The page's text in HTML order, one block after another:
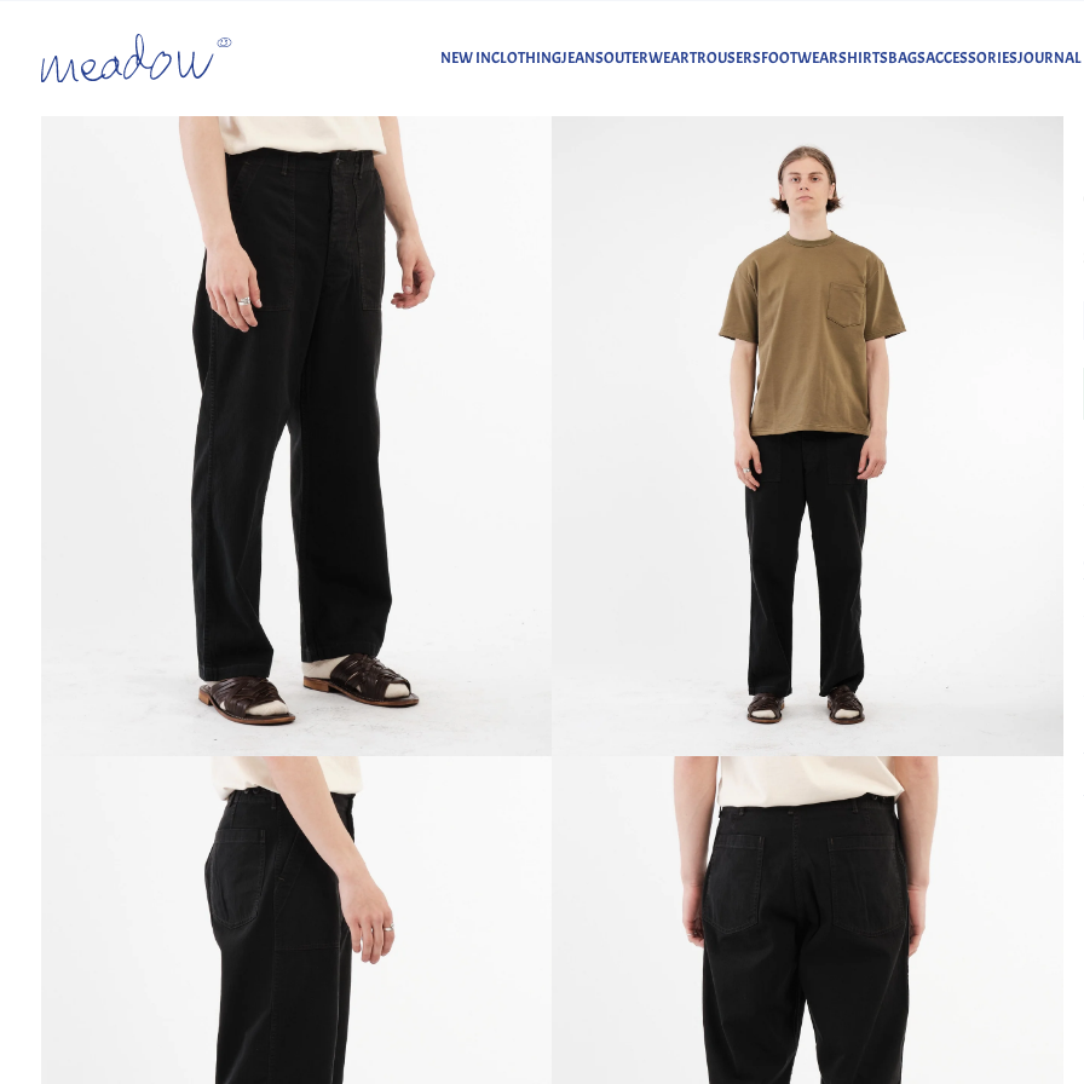
NEW INCLOTHINGJEANSOUTERWEARTROUSERSFOOTWEARSHIRTSBAGSACCESSORIESJOURNAL